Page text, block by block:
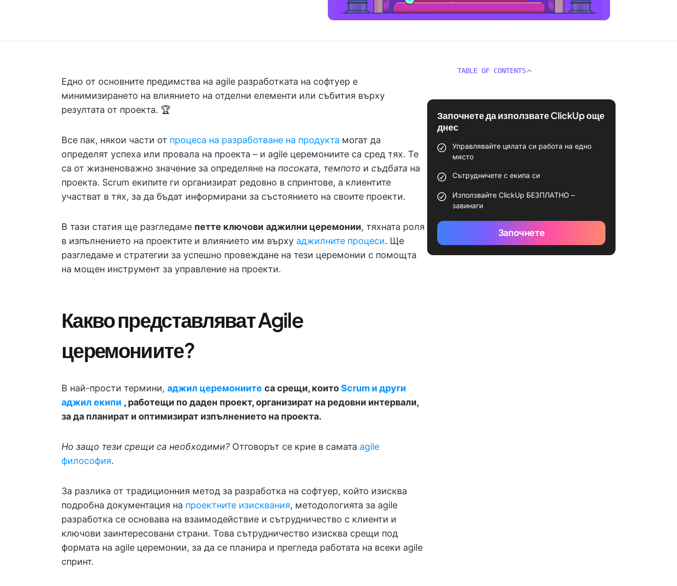
Едно от основните предимства на agile разработката на софтуер е
минимизирането на влиянието на отделни елементи или събития върху
резултата от проекта. 🏆
Все пак, някои части от процеса на разработване на продукта могат да
определят успеха или провала на проекта – и agile церемониите са сред тях. Те
са от жизненоважно значение за определяне на посоката, темпото и съдбата на
проекта. Scrum екипите ги организират редовно в спринтове, а клиентите
участват в тях, за да бъдат информирани за състоянието на своите проекти.
В тази статия ще разгледаме петте ключови аджилни церемонии, тяхната роля
в изпълнението на проектите и влиянието им върху аджилните процеси. Ще
разгледаме и стратегии за успешно провеждане на тези церемонии с помощта
на мощен инструмент за управление на проекти.
Какво представляват Agile
церемониите?
В най-прости термини, аджил церемониите са срещи, коитоScrum и други
аджил екипи , работещи по даден проект, организират на редовни интервали,
за да планират и оптимизират изпълнението на проекта.
Но защо тези срещи са необходими? Отговорът се крие в самата agile
философия.
За разлика от традиционния метод за разработка на софтуер, който изисква
подробна документация на проектните изисквания, методологията за agile
разработка се основава на взаимодействие и сътрудничество с клиенти и
ключови заинтересовани страни. Това сътрудничество изисква срещи под
формата на agile церемонии, за да се планира и прегледа работата на всеки agile
спринт.
TABLE OF CONTENTS
Започнете да използвате ClickUp още
днес
Управлявайте цялата си работа на едно
място
Сътрудничете с екипа си
Използвайте ClickUp БЕЗПЛАТНО –
завинаги
Започнете